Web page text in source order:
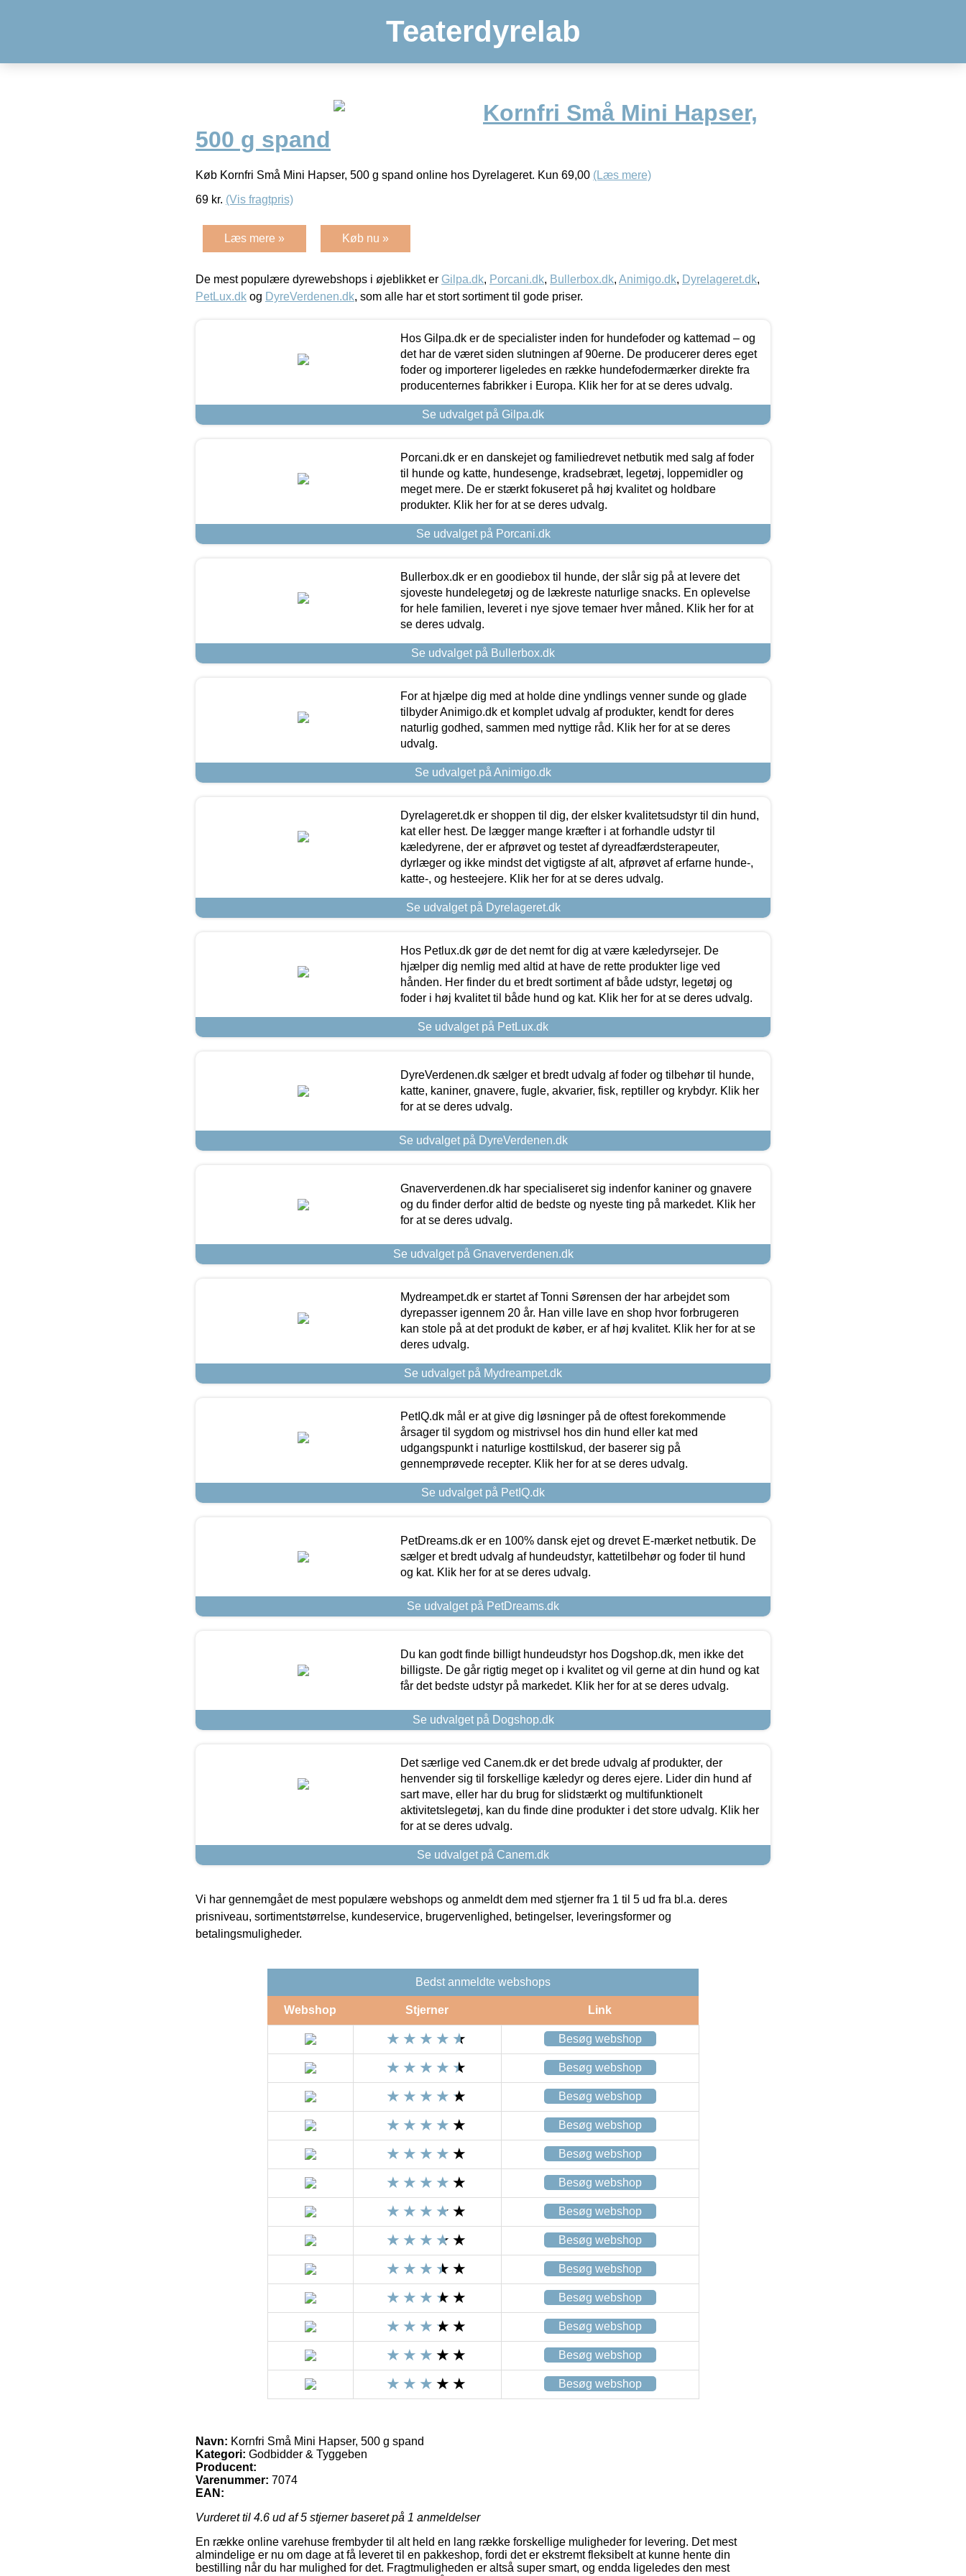
Teaterdyrelab
Kornfri Små Mini Hapser,
500 g spand
Køb Kornfri Små Mini Hapser, 500 g spand online hos Dyrelageret. Kun 69,00 (Læs mere)
69 kr. (Vis fragtpris)
Læs mere » Køb nu »
De mest populære dyrewebshops i øjeblikket er Gilpa.dk, Porcani.dk, Bullerbox.dk, Animigo.dk, Dyrelageret.dk,
PetLux.dk og DyreVerdenen.dk, som alle har et stort sortiment til gode priser.
Hos Gilpa.dk er de specialister inden for hundefoder og kattemad – og
det har de været siden slutningen af 90erne. De producerer deres eget
foder og importerer ligeledes en række hundefodermærker direkte fra
producenternes fabrikker i Europa. Klik her for at se deres udvalg.
Se udvalget på Gilpa.dk
Porcani.dk er en danskejet og familiedrevet netbutik med salg af foder
til hunde og katte, hundesenge, kradsebræt, legetøj, loppemidler og
meget mere. De er stærkt fokuseret på høj kvalitet og holdbare
produkter. Klik her for at se deres udvalg.
Se udvalget på Porcani.dk
Bullerbox.dk er en goodiebox til hunde, der slår sig på at levere det
sjoveste hundelegetøj og de lækreste naturlige snacks. En oplevelse
for hele familien, leveret i nye sjove temaer hver måned. Klik her for at
se deres udvalg.
Se udvalget på Bullerbox.dk
For at hjælpe dig med at holde dine yndlings venner sunde og glade
tilbyder Animigo.dk et komplet udvalg af produkter, kendt for deres
naturlig godhed, sammen med nyttige råd. Klik her for at se deres
udvalg.
Se udvalget på Animigo.dk
Dyrelageret.dk er shoppen til dig, der elsker kvalitetsudstyr til din hund,
kat eller hest. De lægger mange kræfter i at forhandle udstyr til
kæledyrene, der er afprøvet og testet af dyreadfærdsterapeuter,
dyrlæger og ikke mindst det vigtigste af alt, afprøvet af erfarne hunde-,
katte-, og hesteejere. Klik her for at se deres udvalg.
Se udvalget på Dyrelageret.dk
Hos Petlux.dk gør de det nemt for dig at være kæledyrsejer. De
hjælper dig nemlig med altid at have de rette produkter lige ved
hånden. Her finder du et bredt sortiment af både udstyr, legetøj og
foder i høj kvalitet til både hund og kat. Klik her for at se deres udvalg.
Se udvalget på PetLux.dk
DyreVerdenen.dk sælger et bredt udvalg af foder og tilbehør til hunde,
katte, kaniner, gnavere, fugle, akvarier, fisk, reptiller og krybdyr. Klik her
for at se deres udvalg.
Se udvalget på DyreVerdenen.dk
Gnaververdenen.dk har specialiseret sig indenfor kaniner og gnavere
og du finder derfor altid de bedste og nyeste ting på markedet. Klik her
for at se deres udvalg.
Se udvalget på Gnaververdenen.dk
Mydreampet.dk er startet af Tonni Sørensen der har arbejdet som
dyrepasser igennem 20 år. Han ville lave en shop hvor forbrugeren
kan stole på at det produkt de køber, er af høj kvalitet. Klik her for at se
deres udvalg.
Se udvalget på Mydreampet.dk
PetIQ.dk mål er at give dig løsninger på de oftest forekommende
årsager til sygdom og mistrivsel hos din hund eller kat med
udgangspunkt i naturlige kosttilskud, der baserer sig på
gennemprøvede recepter. Klik her for at se deres udvalg.
Se udvalget på PetIQ.dk
PetDreams.dk er en 100% dansk ejet og drevet E-mærket netbutik. De
sælger et bredt udvalg af hundeudstyr, kattetilbehør og foder til hund
og kat. Klik her for at se deres udvalg.
Se udvalget på PetDreams.dk
Du kan godt finde billigt hundeudstyr hos Dogshop.dk, men ikke det
billigste. De går rigtig meget op i kvalitet og vil gerne at din hund og kat
får det bedste udstyr på markedet. Klik her for at se deres udvalg.
Se udvalget på Dogshop.dk
Det særlige ved Canem.dk er det brede udvalg af produkter, der
henvender sig til forskellige kæledyr og deres ejere. Lider din hund af
sart mave, eller har du brug for slidstærkt og multifunktionelt
aktivitetslegetøj, kan du finde dine produkter i det store udvalg. Klik her
for at se deres udvalg.
Se udvalget på Canem.dk
Vi har gennemgået de mest populære webshops og anmeldt dem med stjerner fra 1 til 5 ud fra bl.a. deres
prisniveau, sortimentstørrelse, kundeservice, brugervenlighed, betingelser, leveringsformer og
betalingsmuligheder.
Bedst anmeldte webshops
Webshop Stjerner Link
Besøg webshop
Besøg webshop
Besøg webshop
Besøg webshop
Besøg webshop
Besøg webshop
Besøg webshop
Besøg webshop
Besøg webshop
Besøg webshop
Besøg webshop
Besøg webshop
Besøg webshop
Navn: Kornfri Små Mini Hapser, 500 g spand
Kategori: Godbidder & Tyggeben
Producent:
Varenummer: 7074
EAN:
Vurderet til 4.6 ud af 5 stjerner baseret på 1 anmeldelser
En række online varehuse frembyder til alt held en lang række forskellige muligheder for levering. Det mest
almindelige er nu om dage at få leveret til en pakkeshop, fordi det er ekstremt fleksibelt at kunne hente din
bestilling når du har mulighed for det. Fragtmuligheden er altså super smart, og endda ligeledes den mest